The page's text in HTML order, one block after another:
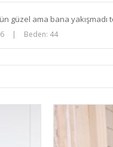
güzel ama bana
| Beden: 44